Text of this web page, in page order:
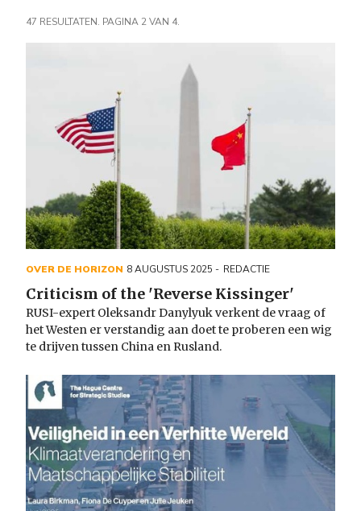
47 RESULTATEN. PAGINA 2 VAN 4.
OVER DE HORIZON 8 AUGUSTUS 2025 REDACTIE
Criticism of the 'Reverse Kissinger'
RUSI-expert Oleksandr Danylyuk verkent de vraag of
het Westen er verstandig aan doet te proberen een wig
te drijven tussen China en Rusland.